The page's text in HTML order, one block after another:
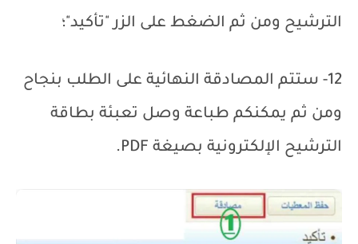
الترشيح ومن ثم الضغط على الزر "تأكيد"؛
12- ستتم المصادقة النهائية على الطلب بنجاح
ومن ثم يمكنكم طباعة وصل تعبئة بطاقة
الترشيح الإلكترونية بصيغة PDF
.